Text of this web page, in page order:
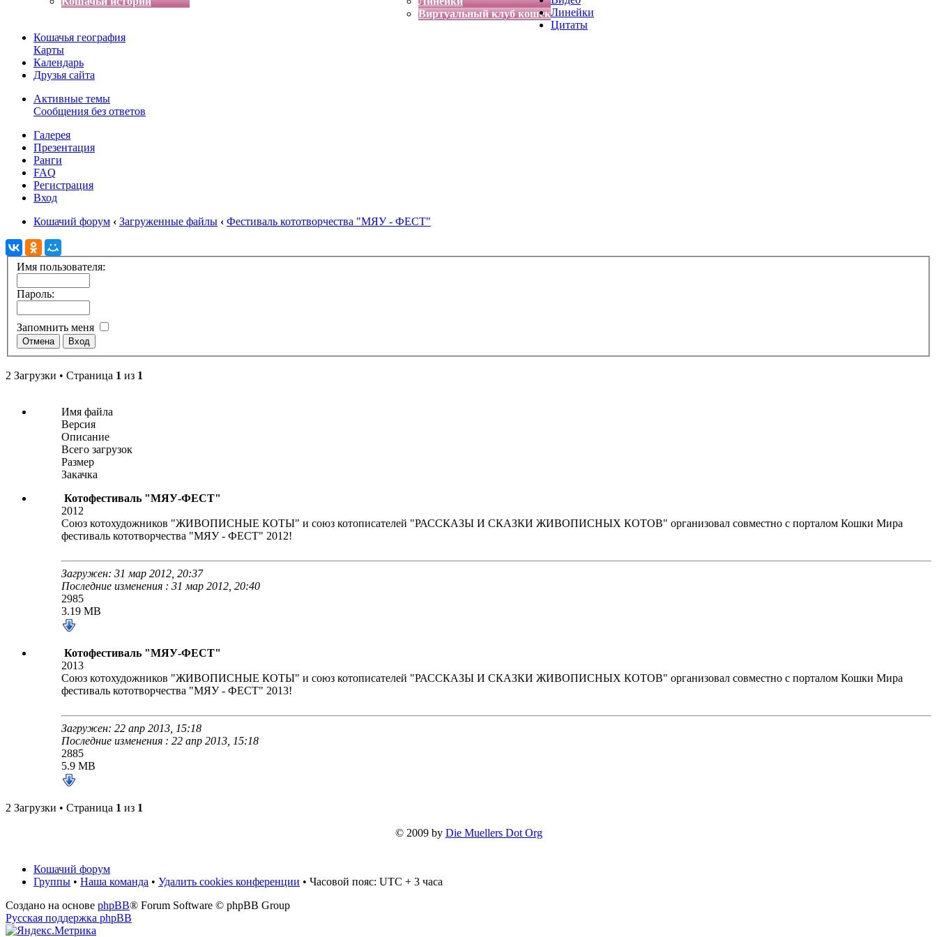
Виртуальный клуб кошекЛинейки
Цитаты
Кошачья география
Карты
Календарь
Друзья сайта
Активные темы
Сообщения без ответов
Галерея
Презентация
Ранги
FAQ
Регистрация
Вход
Кошачий форум ‹ Загруженные файлы ‹ Фестиваль кототворчества "МЯУ - ФЕСТ"
Имя пользователя:
Пароль:
Запомнить меня
2 Загрузки • Страница 1 из 1
Имя файла
Версия
Описание
Всего загрузок
Размер
Закачка
Котофестиваль "МЯУ-ФЕСТ"
2012
Союз котохудожников "ЖИВОПИСНЫЕ КОТЫ" и союз котописателей "РАССКАЗЫ И СКАЗКИ ЖИВОПИСНЫХ КОТОВ" организовал совместно с порталом Кошки Мира
фестиваль кототворчества "МЯУ - ФЕСТ" 2012!
Загружен: 31 мар 2012, 20:37
Последние изменения : 31 мар 2012, 20:40
2985
3.19 MB
Котофестиваль "МЯУ-ФЕСТ"
2013
Союз котохудожников "ЖИВОПИСНЫЕ КОТЫ" и союз котописателей "РАССКАЗЫ И СКАЗКИ ЖИВОПИСНЫХ КОТОВ" организовал совместно с порталом Кошки Мира
фестиваль кототворчества "МЯУ - ФЕСТ" 2013!
Загружен: 22 апр 2013, 15:18
Последние изменения : 22 апр 2013, 15:18
2885
5.9 MB
2 Загрузки • Страница 1 из 1
© 2009 by Die Muellers Dot Org
Кошачий форум
Группы • Наша команда • Удалить cookies конференции • Часовой пояс: UTC + 3 часа
Создано на основе phpBB® Forum Software © phpBB Group
Русская поддержка phpBB